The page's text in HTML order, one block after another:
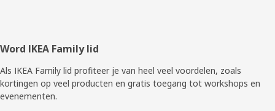
Voettekst
Word IKEA Family lid
Als IKEA Family lid profiteer je van heel veel voordelen, zoals
kortingen op veel producten en gratis toegang tot workshops en
evenementen.